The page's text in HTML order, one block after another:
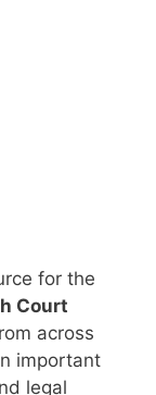
for the
Court
across
important
legal